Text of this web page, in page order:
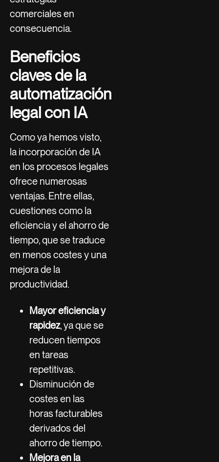
comerciales en
consecuencia.
Beneficios
claves de la
automatización
legal con IA
Como ya hemos visto,
la incorporación de IA
en los procesos legales
ofrece numerosas
ventajas. Entre ellas,
cuestiones como la
eficiencia y el ahorro de
tiempo, que se traduce
en menos costes y una
mejora de la
productividad.
Mayor eficiencia y
rapidez, ya que se
reducen tiempos
en tareas
repetitivas.
Disminución de
costes en las
horas facturables
derivados del
ahorro de tiempo.
Mejora en la